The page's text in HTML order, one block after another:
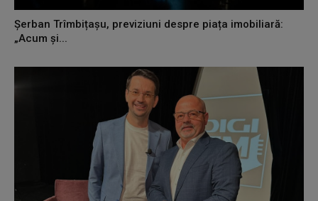
Șerban Trîmbițașu, previziuni despre piața imobiliară:
„Acum și...